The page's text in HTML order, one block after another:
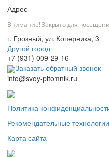
Адрес
Внимание! Закрыто для
г. Грозный, ул. Коперника, 3
Другой город
+7 (931) 009-29-16
Заказать обратный звонок
info@svoy-pitomnik.ru
Политика
Рекомендательные технологии
Карта сайта